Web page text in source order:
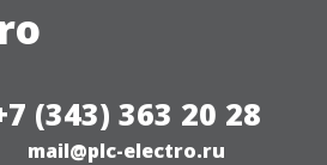
(343) 363 20 28
mail@plc-electro.ru